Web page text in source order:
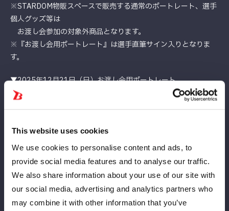
This website uses cookies
We use cookies to personalise content and ads, to
provide social media features and to analyse our traffic.
We also share information about your use of our site with
our social media, advertising and analytics partners who
may combine it with other information that you’ve
※STARDOM物販スペースで販売する通常のポートレート、選手
個人グッズ等は
お渡し会参加の対象外商品となります。
※『お渡し会用ポートレート』は選手直筆サイン入りとなりま
す。
▼2025年12月21日（日）お渡し会用ポートレート
販売価格：2,000円(税込) ※決済は現金のみ
※選手・スタッフへの暴力行為、暴言、誹謗中傷、公序良俗に反
主催者判断にて該当のお客様に退場していただくことがございま
す。
その他、各種ルールをお守りいただけないお客様についても、悪
質を判断した場合には退場していただきます。
その際、入場料金の返金等はございません。あらかじめご了承く